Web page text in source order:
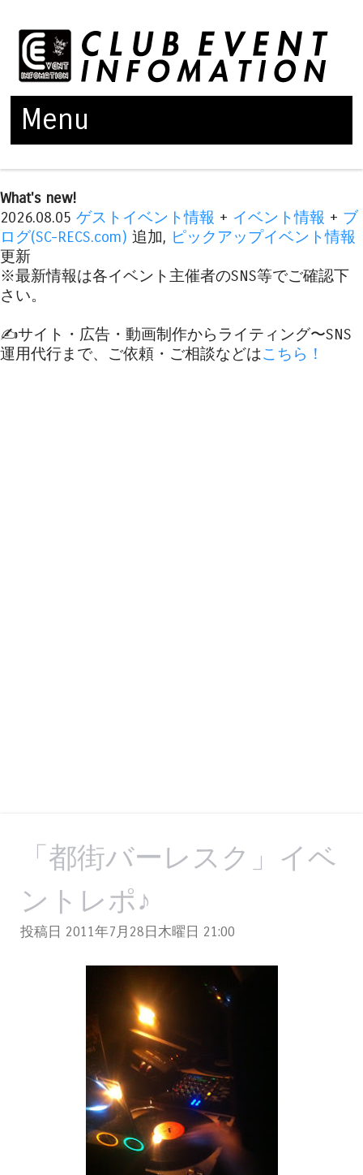
Menu
What's new!
2026.08.05 ゲストイベント情報 + イベント情報 + ブ
ログ(SC-RECS.com) 追加, ピックアップイベント情報
更新
※最新情報は各イベント主催者のSNS等でご確認下
さい。
✍️サイト・広告・動画制作からライティング〜SNS
運用代行まで、ご依頼・ご相談などはこちら！
「都街バーレスク」イベ
ントレポ♪
投稿日 2011年7月28日木曜日 21:00